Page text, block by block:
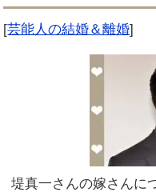
[芸能人の結婚＆離婚]
堤真一さんの嫁さんに